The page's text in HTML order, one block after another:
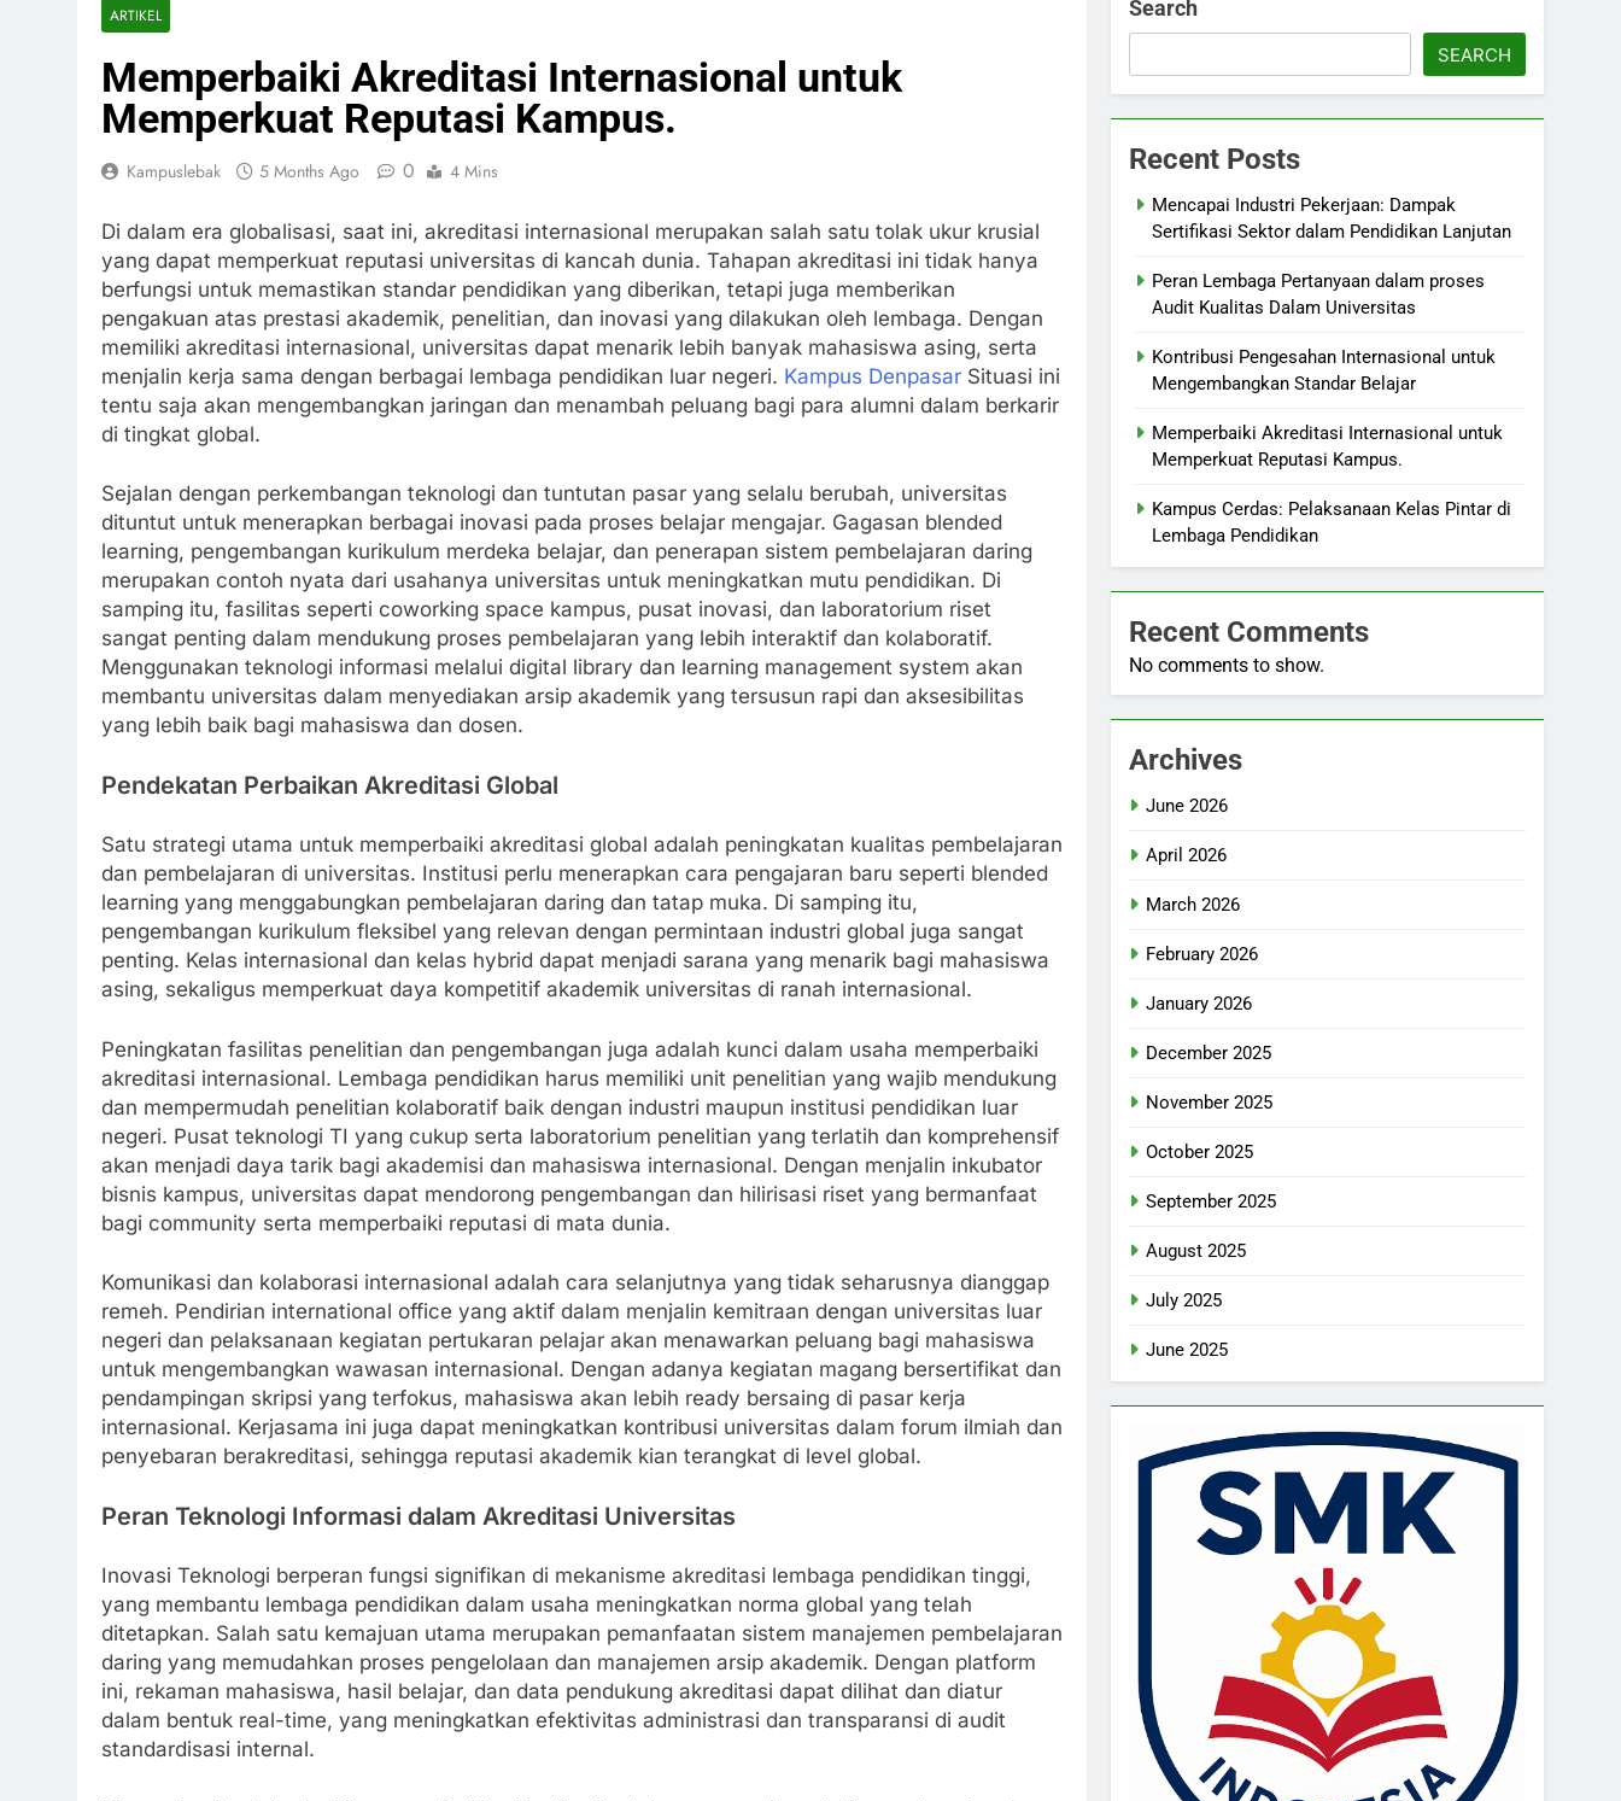
ARTIKEL
Memperbaiki Akreditasi Internasional untuk
Memperkuat Reputasi Kampus.
Kampuslebak 5 Months Ago 0 4 Mins
Di dalam era globalisasi, saat ini, akreditasi internasional merupakan salah satu tolak ukur krusial
yang dapat memperkuat reputasi universitas di kancah dunia. Tahapan akreditasi ini tidak hanya
berfungsi untuk memastikan standar pendidikan yang diberikan, tetapi juga memberikan
pengakuan atas prestasi akademik, penelitian, dan inovasi yang dilakukan oleh lembaga. Dengan
memiliki akreditasi internasional, universitas dapat menarik lebih banyak mahasiswa asing, serta
menjalin kerja sama dengan berbagai lembaga pendidikan luar negeri. Kampus Denpasar Situasi ini
tentu saja akan mengembangkan jaringan dan menambah peluang bagi para alumni dalam berkarir
di tingkat global.
Sejalan dengan perkembangan teknologi dan tuntutan pasar yang selalu berubah, universitas
dituntut untuk menerapkan berbagai inovasi pada proses belajar mengajar. Gagasan blended
learning, pengembangan kurikulum merdeka belajar, dan penerapan sistem pembelajaran daring
merupakan contoh nyata dari usahanya universitas untuk meningkatkan mutu pendidikan. Di
samping itu, fasilitas seperti coworking space kampus, pusat inovasi, dan laboratorium riset
sangat penting dalam mendukung proses pembelajaran yang lebih interaktif dan kolaboratif.
Menggunakan teknologi informasi melalui digital library dan learning management system akan
membantu universitas dalam menyediakan arsip akademik yang tersusun rapi dan aksesibilitas
yang lebih baik bagi mahasiswa dan dosen.
Pendekatan Perbaikan Akreditasi Global
Satu strategi utama untuk memperbaiki akreditasi global adalah peningkatan kualitas pembelajaran
dan pembelajaran di universitas. Institusi perlu menerapkan cara pengajaran baru seperti blended
learning yang menggabungkan pembelajaran daring dan tatap muka. Di samping itu,
pengembangan kurikulum fleksibel yang relevan dengan permintaan industri global juga sangat
penting. Kelas internasional dan kelas hybrid dapat menjadi sarana yang menarik bagi mahasiswa
asing, sekaligus memperkuat daya kompetitif akademik universitas di ranah internasional.
Peningkatan fasilitas penelitian dan pengembangan juga adalah kunci dalam usaha memperbaiki
akreditasi internasional. Lembaga pendidikan harus memiliki unit penelitian yang wajib mendukung
dan mempermudah penelitian kolaboratif baik dengan industri maupun institusi pendidikan luar
negeri. Pusat teknologi TI yang cukup serta laboratorium penelitian yang terlatih dan komprehensif
akan menjadi daya tarik bagi akademisi dan mahasiswa internasional. Dengan menjalin inkubator
bisnis kampus, universitas dapat mendorong pengembangan dan hilirisasi riset yang bermanfaat
bagi community serta memperbaiki reputasi di mata dunia.
Komunikasi dan kolaborasi internasional adalah cara selanjutnya yang tidak seharusnya dianggap
remeh. Pendirian international office yang aktif dalam menjalin kemitraan dengan universitas luar
negeri dan pelaksanaan kegiatan pertukaran pelajar akan menawarkan peluang bagi mahasiswa
untuk mengembangkan wawasan internasional. Dengan adanya kegiatan magang bersertifikat dan
pendampingan skripsi yang terfokus, mahasiswa akan lebih ready bersaing di pasar kerja
internasional. Kerjasama ini juga dapat meningkatkan kontribusi universitas dalam forum ilmiah dan
penyebaran berakreditasi, sehingga reputasi akademik kian terangkat di level global.
Peran Teknologi Informasi dalam Akreditasi Universitas
Inovasi Teknologi berperan fungsi signifikan di mekanisme akreditasi lembaga pendidikan tinggi,
yang membantu lembaga pendidikan dalam usaha meningkatkan norma global yang telah
ditetapkan. Salah satu kemajuan utama merupakan pemanfaatan sistem manajemen pembelajaran
daring yang memudahkan proses pengelolaan dan manajemen arsip akademik. Dengan platform
ini, rekaman mahasiswa, hasil belajar, dan data pendukung akreditasi dapat dilihat dan diatur
dalam bentuk real-time, yang meningkatkan efektivitas administrasi dan transparansi di audit
standardisasi internal.
Search
SEARCH
Recent Posts
Mencapai Industri Pekerjaan: Dampak
Sertifikasi Sektor dalam Pendidikan Lanjutan
Peran Lembaga Pertanyaan dalam proses
Audit Kualitas Dalam Universitas
Kontribusi Pengesahan Internasional untuk
Mengembangkan Standar Belajar
Memperbaiki Akreditasi Internasional untuk
Memperkuat Reputasi Kampus.
Kampus Cerdas: Pelaksanaan Kelas Pintar di
Lembaga Pendidikan
Recent Comments
No comments to show.
Archives
June 2026
April 2026
March 2026
February 2026
January 2026
December 2025
November 2025
October 2025
September 2025
August 2025
July 2025
June 2025